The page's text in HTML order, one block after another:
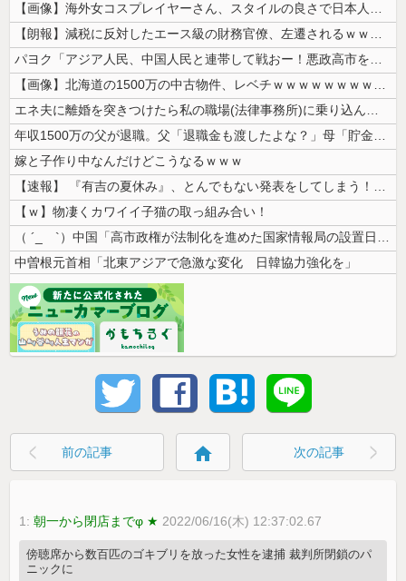
【画像】海外女コスプレイヤーさん、スタイルの良さで日本人を圧倒してしま...
【朗報】減税に反対したエース級の財務官僚、左遷されるｗｗｗｗｗｗ
パヨク「アジア人民、中国人民と連帯して戦おー！悪政高市を打倒するぞー！...
【画像】北海道の1500万の中古物件、レベチｗｗｗｗｗｗｗｗｗｗｗｗｗ...
エネ夫に離婚を突きつけたら私の職場(法律事務所)に乗り込んできた 堂々...
年収1500万の父が退職。父「退職金も渡したよな？」母「貯金なんてない...
嫁と子作り中なんだけどこうなるｗｗｗ
【速報】 『有吉の夏休み』、とんでもない発表をしてしまう！！！！！
【ｗ】物凄くカワイイ子猫の取っ組み合い！
（ ´_ゝ`）中国「高市政権が法制化を進めた国家情報局の設置日が7月3...
中曽根元首相「北東アジアで急激な変化 日韓協力強化を」
前の記事 home 次の記事
1:朝一から閉店までφ ★ 2022/06/16(木) 12:37:02.67
傍聴席から数百匹のゴキブリを放った女性を逮捕 裁判所閉鎖のパ
ニックに